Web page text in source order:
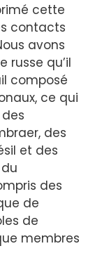
cette
contacts
avons
russe qu’il
composé
ce qui
des
et des
des
de
de
membres